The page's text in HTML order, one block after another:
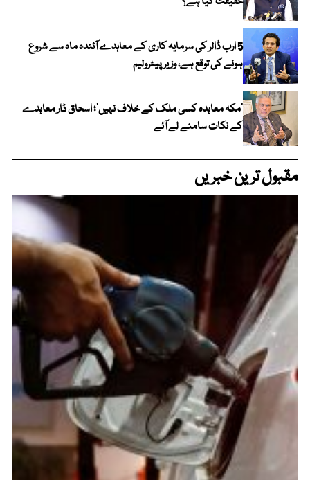
5 ارب ڈالر کی سرمایہ کاری کے معاہدے آئندہ ماہ سے شروع
ہونے کی توقع ہے، وزیر پیٹرولیم
‘مکہ معاہدہ کسی ملک کے خلاف نہیں’؛ اسحاق ڈار معاہدے
کے نکات سامنے لے آئے
مقبول ترین خبریں